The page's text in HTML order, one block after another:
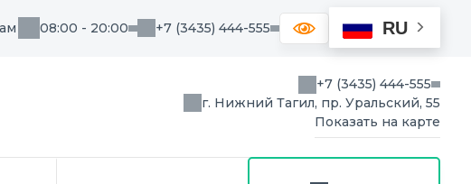
08:00 - 20:00 +7 (3435) 444-555 RU
+7 (3435) 444-555
г. Нижний Тагил, пр. Уральский, 55
Показать на карте